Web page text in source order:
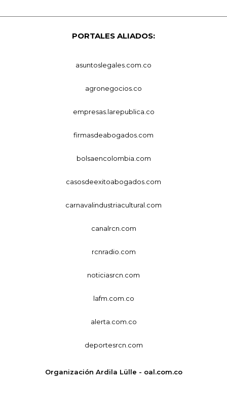
PORTALES ALIADOS:
asuntoslegales.com.co
agronegocios.co
empresas.larepublica.co
firmasdeabogados.com
bolsaencolombia.com
casosdeexitoabogados.com
carnavalindustriacultural.com
canalrcn.com
rcnradio.com
noticiasrcn.com
lafm.com.co
alerta.com.co
deportesrcn.com
Organización Ardila Lülle - oal.com.co